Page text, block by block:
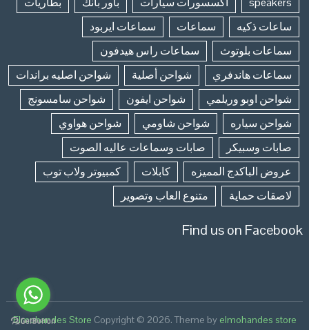
ساعات ذكيه
سماعات
سماعات ايربود
سماعات بلوتوث
سماعات راس هيدفون
سماعات هاندفري
شواحن أصلية
شواحن اصليه براندات
شواحن اوبو وريلمي
شواحن ايفون
شواحن سامسونج
شواحن سياره
شواحن شاومي
شواحن هواوي
صابات وسبيكر
صابات وسماعات عاليه الصوت
عروض الباكدج المميزه
كابلات
كمبيوتر ولاب توب
لاصقات حماية
متنوع العاب وتصوير
Find us on Facebook
Elmohandes Store Copyright © 2026.Theme by elmohandes store